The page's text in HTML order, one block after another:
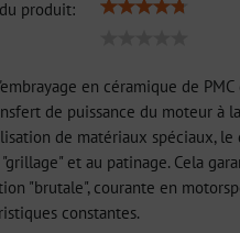
produit:
en céramique de
de puissance du moteur à
de matériaux spéciaux, le
et au patinage. Cela
"brutale", courante en
constantes.